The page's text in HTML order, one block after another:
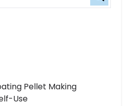
Pellet Making
Use